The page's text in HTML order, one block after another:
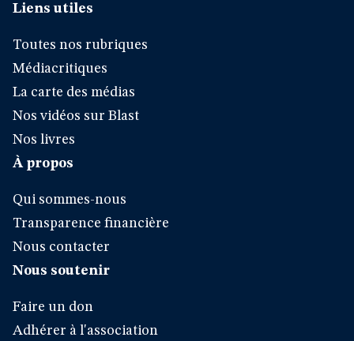
Liens utiles
Toutes nos rubriques
Médiacritiques
La carte des médias
Nos vidéos sur Blast
Nos livres
À propos
Qui sommes-nous
Transparence financière
Nous contacter
Nous soutenir
Faire un don
Adhérer à l'association